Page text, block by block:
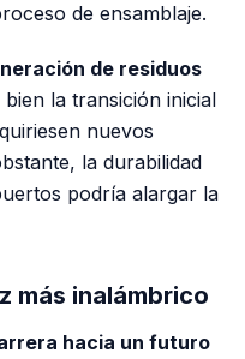
de ensamblaje.
de residuos
bien la transición inicial
nuevos
la durabilidad
podría alargar la
más inalámbrico
hacia un futuro